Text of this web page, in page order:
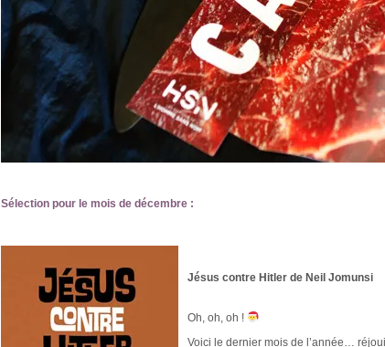
Sélection pour le mois de décembre :
Jésus contre Hitler de Neil Jomunsi
Oh, oh, oh !
Voici le dernier mois de l’année…